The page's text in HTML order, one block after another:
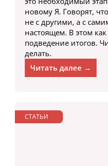
новому Я. Говорят,
не с другими, а с
настоящем. В этом
подведение итогов.
делать.
Читать далее →
СТАТЬИ